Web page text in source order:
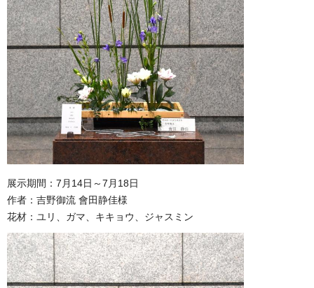
展示期間：7月14日～7月18日
作者：吉野御流 會田静佳様
花材：ユリ、ガマ、キキョウ、ジャスミン